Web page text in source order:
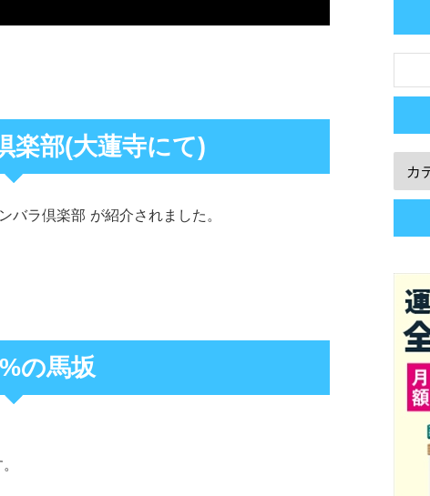
楽部(大蓮寺にて)
ラ倶楽部 が紹介されました。
の馬坂